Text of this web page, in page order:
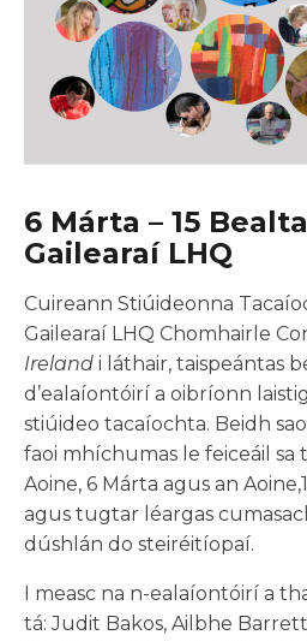
6 Márta – 15
Gailearaí LHQ
Cuireann Stiúideonna
Gailearaí LHQ Chomhairle
Ireland i láthair, taispeántas
d’ealaíontóirí a oibríonn
stiúideo tacaíochta. Beidh
faoi mhíchumas le feiceáil sa
Aoine, 6 Márta agus an
agus tugtar léargas
dúshlán do steiréitíopaí.
I measc na n-ealaíontóirí a
tá: Judit Bakos, Ailbhe